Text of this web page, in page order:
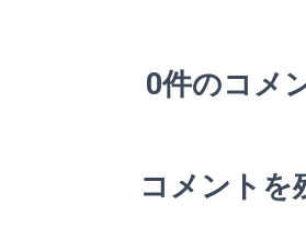
0件のコメ
コメントを